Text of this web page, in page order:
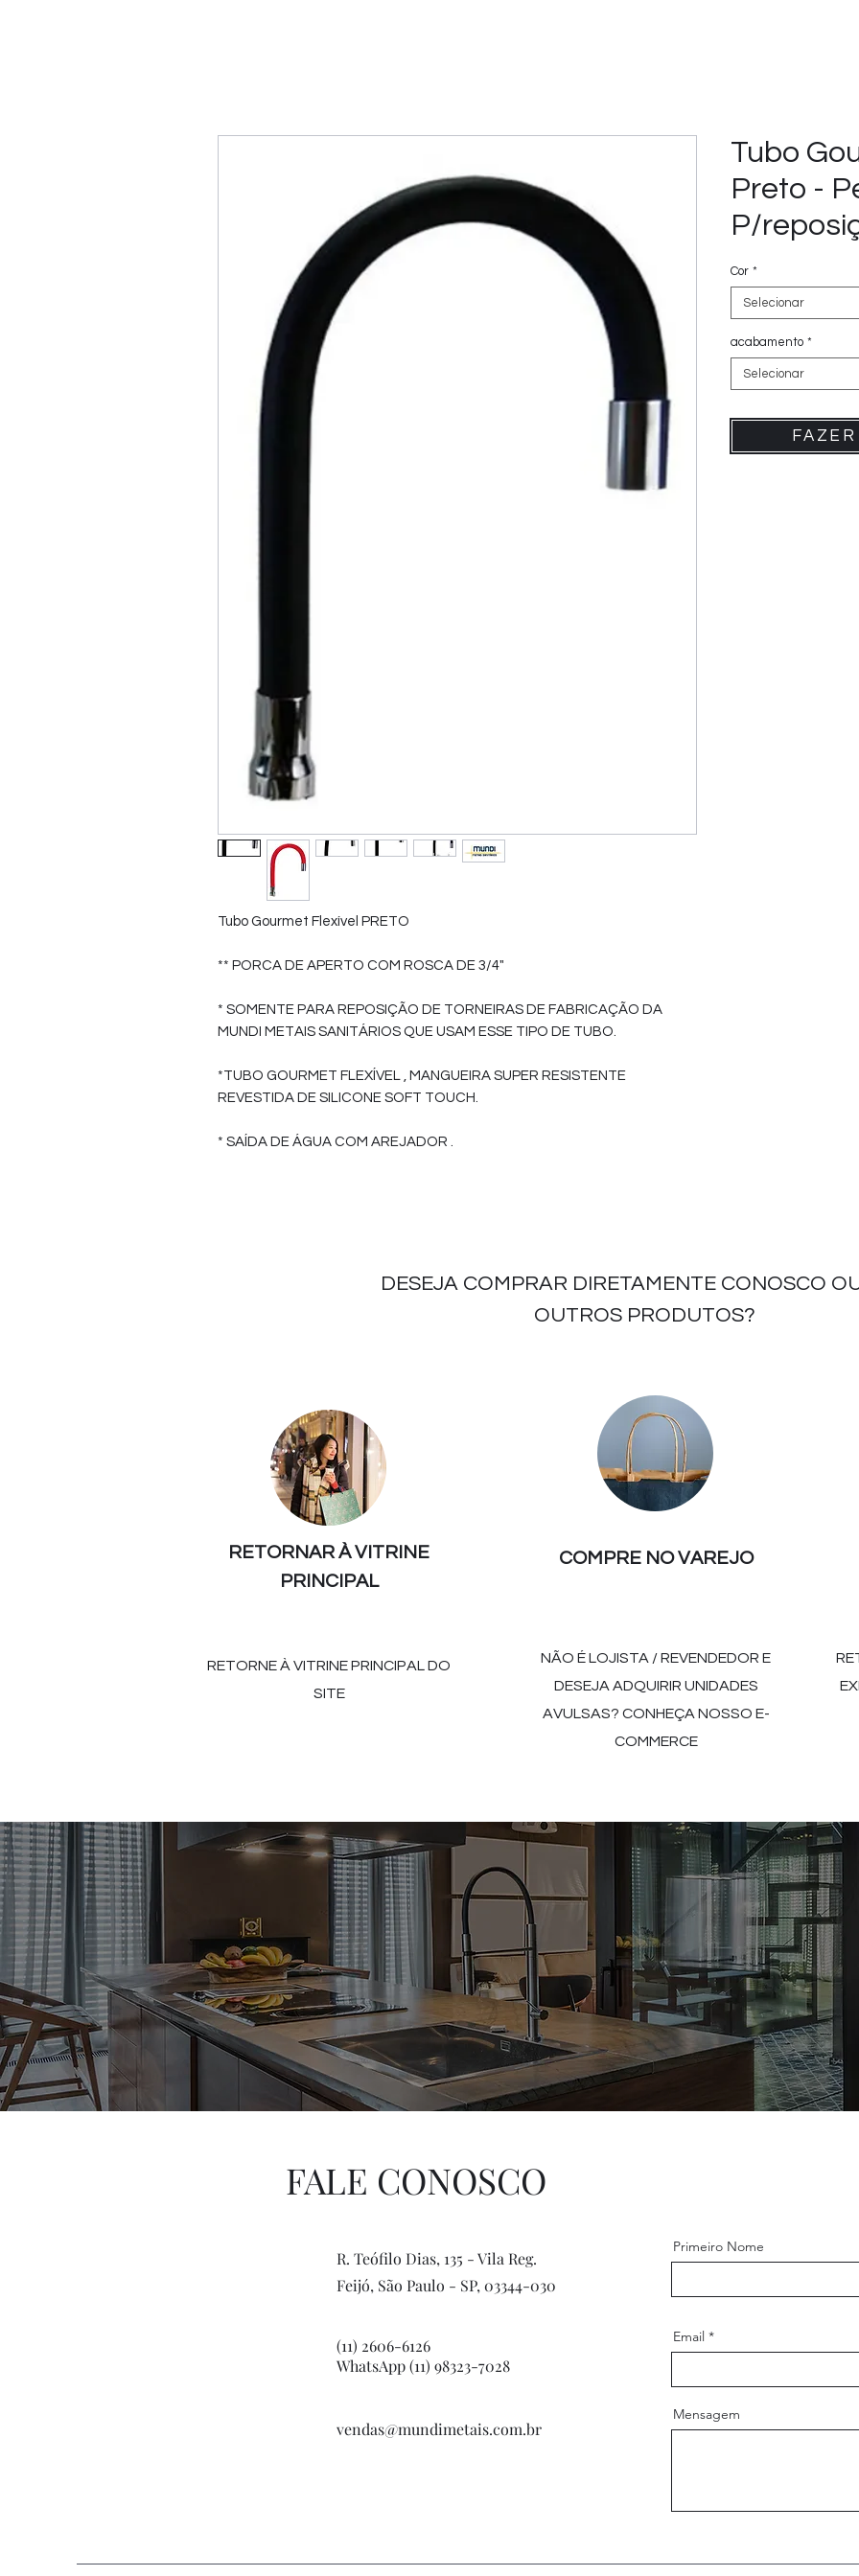
Tubo Gourmet Flexível PRETO
** PORCA DE APERTO COM ROSCA DE 3/4"
* SOMENTE PARA REPOSIÇÃO DE TORNEIRAS DE FABRICAÇÃO DA
MUNDI METAIS SANITÁRIOS QUE USAM ESSE TIPO DE TUBO.
*TUBO GOURMET FLEXÍVEL , MANGUEIRA SUPER RESISTENTE
REVESTIDA DE SILICONE SOFT TOUCH.
* SAÍDA DE ÁGUA COM AREJADOR .
Tubo
Preto -
P/
Cor *
Selecionar
acabamento *
Selecionar
DESEJA COMPRAR DIRETAMENTE CONOSCO
OUTROS PRODUTOS?
RETORNAR À VITRINE
PRINCIPAL
RETORNE À VITRINE PRINCIPAL DO
SITE
COMPRE NO VAREJO
NÃO É LOJISTA / REVENDEDOR E
DESEJA ADQUIRIR UNIDADES
AVULSAS? CONHEÇA NOSSO E-
COMMERCE
FALE CONOSCO
R. Teófilo Dias, 135 - Vila Reg.
Feijó, São Paulo - SP, 03344-030
(11) 2606-6126
WhatsApp (11) 98323-7028
vendas@mundimetais.com.br
Primeiro Nome
Email
Mensagem